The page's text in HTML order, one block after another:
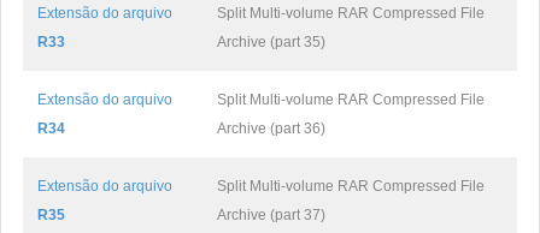
Extensão do arquivo
R33
Split Multi-volume RAR Compressed File
Archive (part 35)
Extensão do arquivo
R34
Split Multi-volume RAR Compressed File
Archive (part 36)
Extensão do arquivo
R35
Split Multi-volume RAR Compressed File
Archive (part 37)